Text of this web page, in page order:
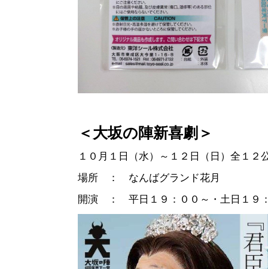
＜大坂の陣新喜劇＞
１０月１日（水）～１２日（日）全１２
場所 ： なんばグランド花月
開演 ： 平日１９：００～・土日１９